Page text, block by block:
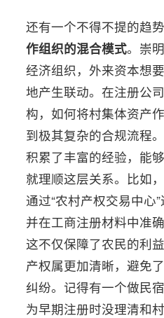
还有一个不得不提的趋
作组织的混合模式。崇
经济组织，外来资本想
地产生联动。在注册公
构，如何将村集体资产
到极其复杂的合规流程
积累了丰富的经验，能
就理顺这层关系。比如
通过“农村产权交易中心
并在工商注册材料中准
这不仅保障了农民的利
产权属更加清晰，避免
纠纷。记得有一个做民
为早期注册时没理清和